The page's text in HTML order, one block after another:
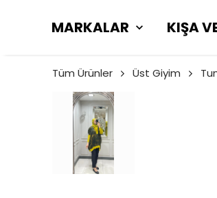
MARKALAR KIŞA
Tüm Ürünler Üst Giyim